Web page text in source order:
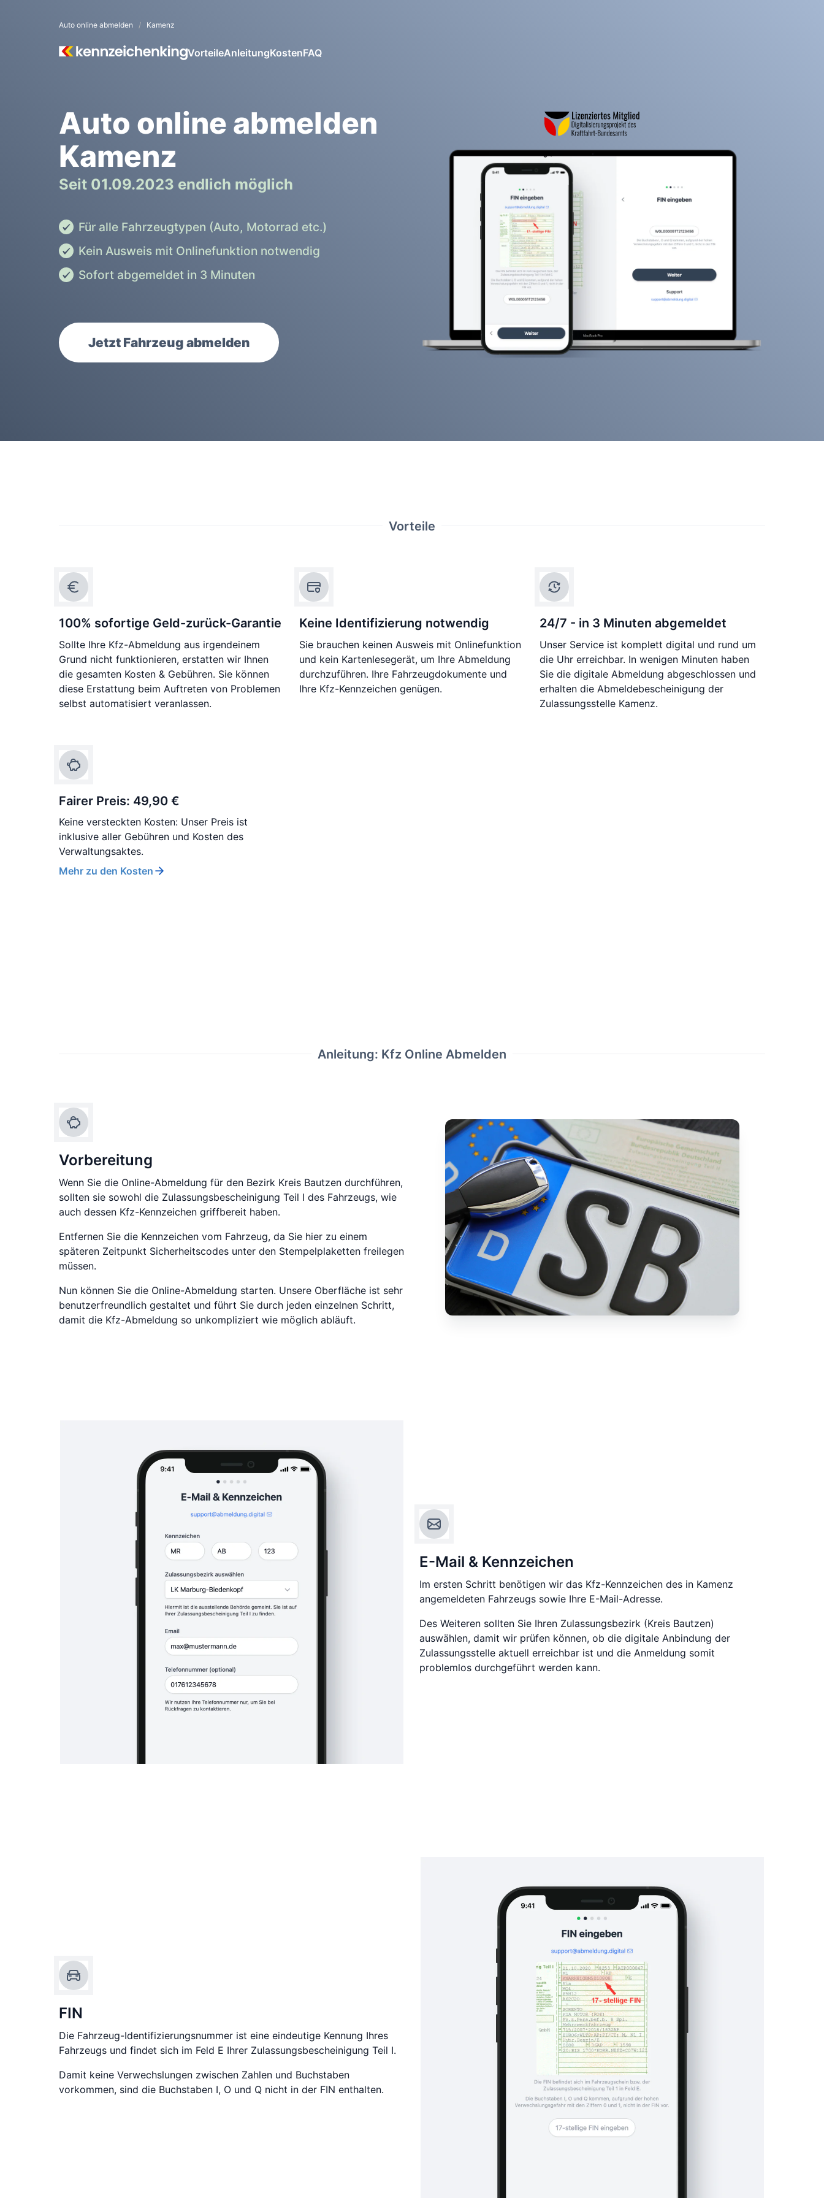
Auto online abmelden Kamenz
VorteileAnleitungKostenFAQ
Auto online abmelden
Kamenz
Seit 01.09.2023 endlich möglich
Für alle Fahrzeugtypen (Auto, Motorrad etc.)
Kein Ausweis mit Onlinefunktion notwendig
Sofort abgemeldet in 3 Minuten
Jetzt Fahrzeug abmelden
Vorteile
100% sofortige Geld-zurück-Garantie
Sollte Ihre Kfz-Abmeldung aus irgendeinem
Grund nicht funktionieren, erstatten wir Ihnen
die gesamten Kosten & Gebühren. Sie können
diese Erstattung beim Auftreten von Problemen
selbst automatisiert veranlassen.
Keine Identifizierung notwendig
Sie brauchen keinen Ausweis mit Onlinefunktion
und kein Kartenlesegerät, um Ihre Abmeldung
durchzuführen. Ihre Fahrzeugdokumente und
Ihre Kfz-Kennzeichen genügen.
24/7 - in 3 Minuten abgemeldet
Unser Service ist komplett digital und rund um
die Uhr erreichbar. In wenigen Minuten haben
Sie die digitale Abmeldung abgeschlossen und
erhalten die Abmeldebescheinigung der
Zulassungsstelle Kamenz.
Fairer Preis: 49,90 €
Keine versteckten Kosten: Unser Preis ist
inklusive aller Gebühren und Kosten des
Verwaltungsaktes.
Mehr zu den Kosten
Anleitung: Kfz Online Abmelden
Vorbereitung
Wenn Sie die Online-Abmeldung für den Bezirk Kreis Bautzen durchführen,
sollten sie sowohl die Zulassungsbescheinigung Teil I des Fahrzeugs, wie
auch dessen Kfz-Kennzeichen griffbereit haben.
Entfernen Sie die Kennzeichen vom Fahrzeug, da Sie hier zu einem
späteren Zeitpunkt Sicherheitscodes unter den Stempelplaketten freilegen
müssen.
Nun können Sie die Online-Abmeldung starten. Unsere Oberfläche ist sehr
benutzerfreundlich gestaltet und führt Sie durch jeden einzelnen Schritt,
damit die Kfz-Abmeldung so unkompliziert wie möglich abläuft.
E-Mail & Kennzeichen
Im ersten Schritt benötigen wir das Kfz-Kennzeichen des in Kamenz
angemeldeten Fahrzeugs sowie Ihre E-Mail-Adresse.
Des Weiteren sollten Sie Ihren Zulassungsbezirk (Kreis Bautzen)
auswählen, damit wir prüfen können, ob die digitale Anbindung der
Zulassungsstelle aktuell erreichbar ist und die Anmeldung somit
problemlos durchgeführt werden kann.
FIN
Die Fahrzeug-Identifizierungsnummer ist eine eindeutige Kennung Ihres
Fahrzeugs und findet sich im Feld E Ihrer Zulassungsbescheinigung Teil I.
Damit keine Verwechslungen zwischen Zahlen und Buchstaben
vorkommen, sind die Buchstaben I, O und Q nicht in der FIN enthalten.